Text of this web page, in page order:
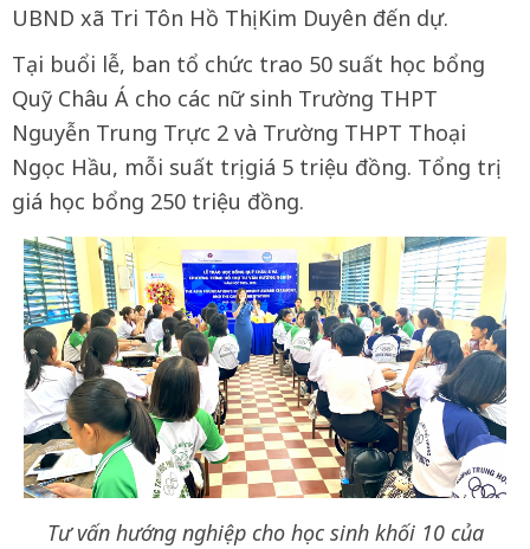
UBND xã Tri Tôn Hồ Thị Kim Duyên đến dự.
Tại buổi lễ, ban tổ chức trao 50 suất học bổng
Quỹ Châu Á cho các nữ sinh Trường THPT
Nguyễn Trung Trực 2 và Trường THPT Thoại
Ngọc Hầu, mỗi suất trị giá 5 triệu đồng. Tổng trị
giá học bổng 250 triệu đồng.
Tư vấn hướng nghiệp cho học sinh khối 10 của